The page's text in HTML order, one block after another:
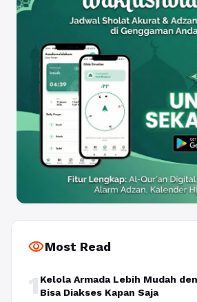
visibilityMost Read
1 Kelola Armada Lebih Mudah
Bisa Diakses Kapan Saja